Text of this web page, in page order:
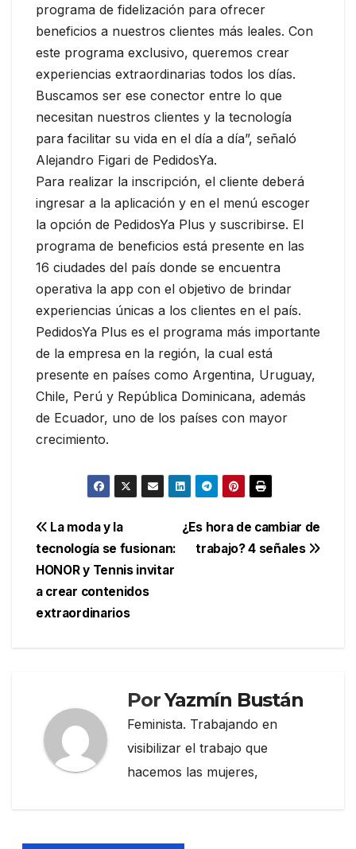
programa de fidelización para ofrecer
beneficios a nuestros clientes más leales. Con
este programa exclusivo, queremos crear
experiencias extraordinarias todos los días.
Buscamos ser ese conector entre lo que
necesitan nuestros clientes y la tecnología
para facilitar su vida en el día a día”, señaló
Alejandro Figari de PedidosYa.
Para realizar la inscripción, el cliente deberá
ingresar a la aplicación y en el menú escoger
la opción de PedidosYa Plus y suscribirse. El
programa de beneficios está presente en las
16 ciudades del país donde se encuentra
operativa la app con el objetivo de brindar
experiencias únicas a los clientes en el país.
PedidosYa Plus es el programa más importante
de la empresa en la región, la cual está
presente en países como Argentina, Uruguay,
Chile, Perú y República Dominicana, además
de Ecuador, uno de los países con mayor
crecimiento.
Navegación
de
entradas
¿Es hora de cambiar de
trabajo? 4 señales
La moda y la
tecnología se fusionan:
HONOR y Tennis invitar
a crear contenidos
extraordinarios
PorYazmín Bustán
Feminista. Trabajando en
visibilizar el trabajo que
hacemos las mujeres,